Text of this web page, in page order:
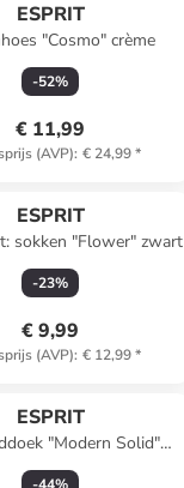
ESPRIT
"Cosmo" crème
-52%
€ 11,99
(AVP): € 24,99*
ESPRIT
sokken "Flower" zwart
-23%
€ 9,99
(AVP): € 12,99*
ESPRIT
"Modern Solid"
bordeaux